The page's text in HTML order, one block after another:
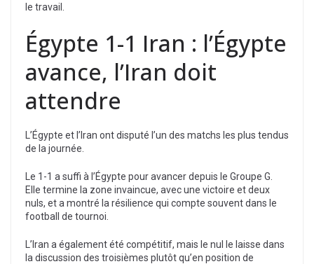
le travail.
Égypte 1-1 Iran : l’Égypte
avance, l’Iran doit
attendre
L’Égypte et l’Iran ont disputé l’un des matchs les plus tendus
de la journée.
Le 1-1 a suffi à l’Égypte pour avancer depuis le Groupe G.
Elle termine la zone invaincue, avec une victoire et deux
nuls, et a montré la résilience qui compte souvent dans le
football de tournoi.
L’Iran a également été compétitif, mais le nul le laisse dans
la discussion des troisièmes plutôt qu’en position de